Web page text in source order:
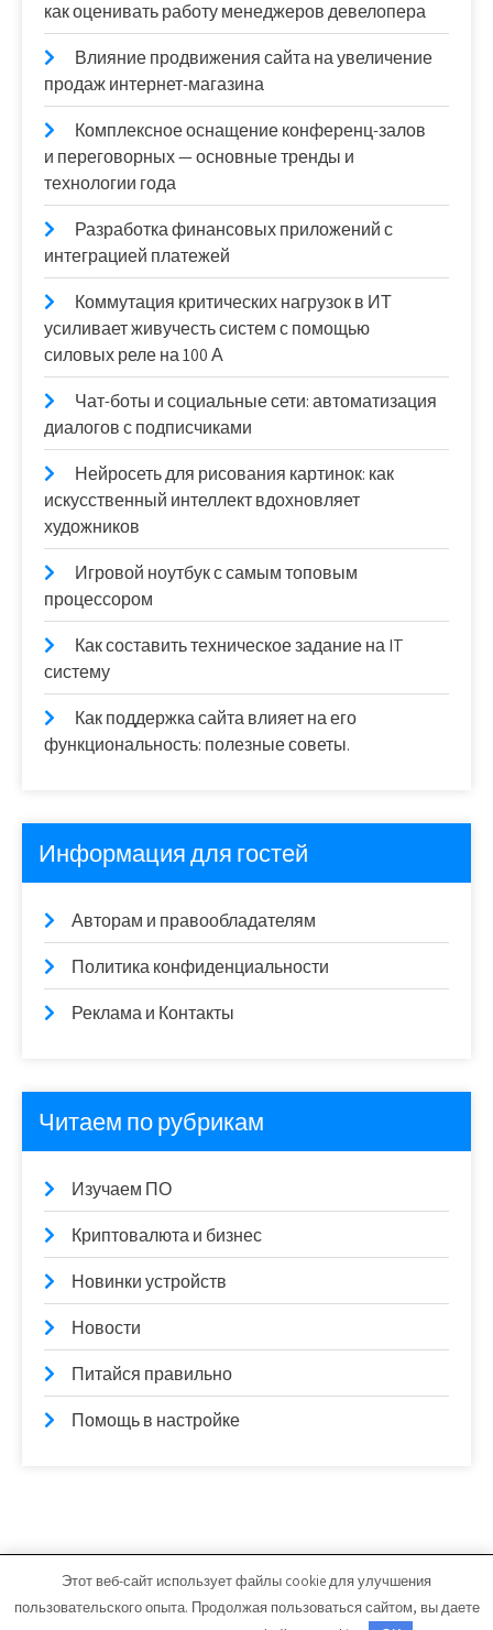
как оценивать работу менеджеров девелопера
Влияние продвижения сайта на увеличение
продаж интернет-магазина
Комплексное оснащение конференц-залов
и переговорных — основные тренды и
технологии года
Разработка финансовых приложений с
интеграцией платежей
Коммутация критических нагрузок в ИТ
усиливает живучесть систем с помощью
силовых реле на 100 А
Чат-боты и социальные сети: автоматизация
диалогов с подписчиками
Нейросеть для рисования картинок: как
искусственный интеллект вдохновляет
художников
Игровой ноутбук с самым топовым
процессором
Как составить техническое задание на IT
систему
Как поддержка сайта влияет на его
функциональность: полезные советы.
Информация для гостей
Авторам и правообладателям
Политика конфиденциальности
Реклама и Контакты
Читаем по рубрикам
Изучаем ПО
Криптовалюта и бизнес
Новинки устройств
Новости
Питайся правильно
Помощь в настройке
egdshi.ru - Работает на WordPress
Тема от Grace Themes
Этот веб-сайт использует файлы cookie для улучшения
пользовательского опыта. Продолжая пользоваться сайтом, вы даете